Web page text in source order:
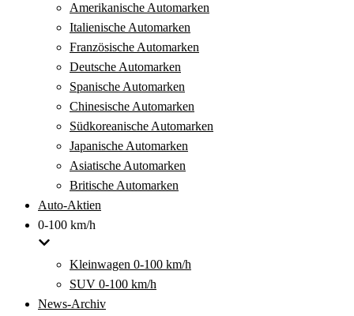
Amerikanische Automarken
Italienische Automarken
Französische Automarken
Deutsche Automarken
Spanische Automarken
Chinesische Automarken
Südkoreanische Automarken
Japanische Automarken
Asiatische Automarken
Britische Automarken
Auto-Aktien
0-100 km/h
Kleinwagen 0-100 km/h
SUV 0-100 km/h
News-Archiv